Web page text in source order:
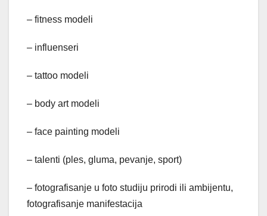
– fitness modeli
– influenseri
– tattoo modeli
– body art modeli
– face painting modeli
– talenti (ples, gluma, pevanje, sport)
– fotografisanje u foto studiju prirodi ili ambijentu,
fotografisanje manifestacija